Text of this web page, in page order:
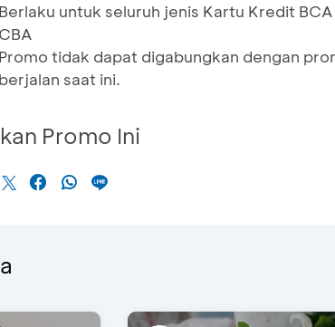
Berlaku untuk seluruh jenis Kartu Kredit
CBA
Promo tidak dapat digabungkan dengan
berjalan saat ini.
Promo Ini